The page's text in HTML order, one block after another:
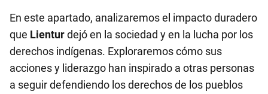
En este apartado, analizaremos el impacto duradero
que Lienturdejó en la sociedad y en la lucha por los
derechos indígenas. Exploraremos cómo sus
acciones y liderazgo han inspirado a otras personas
a seguir defendiendo los derechos de los pueblos